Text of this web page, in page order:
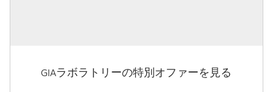
GIAラボラトリーの特別オファーを見る